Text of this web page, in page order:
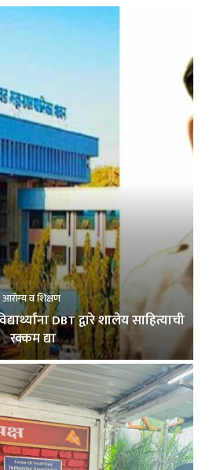
आरोग्य व शिक्षण
DBT द्वारे शालेय साहित्याची
रक्कम द्या